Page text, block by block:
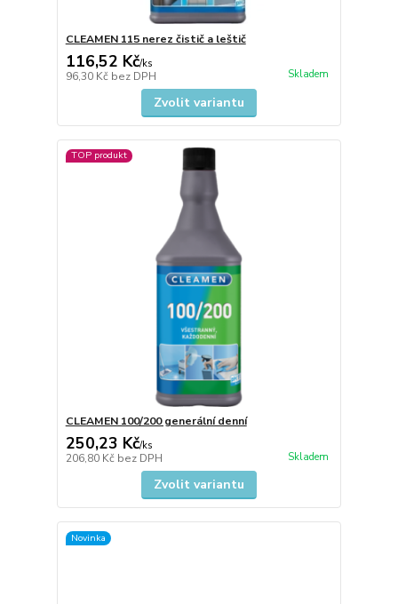
CLEAMEN 115 nerez čistič a leštič
116,52 Kč/ks
96,30 Kč bez DPH Skladem
Zvolit variantu
TOP produkt
CLEAMEN 100/200 generální denní
250,23 Kč/ks
206,80 Kč bez DPH Skladem
Zvolit variantu
Novinka